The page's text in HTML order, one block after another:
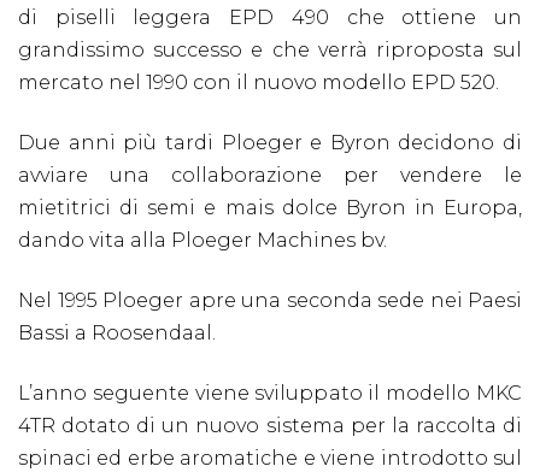
di piselli leggera EPD 490 che ottiene un
grandissimo successo e che verrà riproposta sul
mercato nel 1990 con il nuovo modello EPD 520.
Due anni più tardi Ploeger e Byron decidono di
avviare una collaborazione per vendere le
mietitrici di semi e mais dolce Byron in Europa,
dando vita alla Ploeger Machines bv.
Nel 1995 Ploeger apre una seconda sede nei Paesi
Bassi a Roosendaal.
L’anno seguente viene sviluppato il modello MKC
4TR dotato di un nuovo sistema per la raccolta di
spinaci ed erbe aromatiche e viene introdotto sul